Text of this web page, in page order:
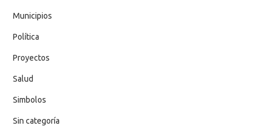
Municipios
Política
Proyectos
Salud
Simbolos
Sin categoría